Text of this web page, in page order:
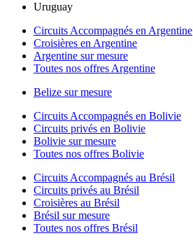
Uruguay
Circuits Accompagnés en Argentine
Croisières en Argentine
Argentine sur mesure
Toutes nos offres Argentine
Belize sur mesure
Circuits Accompagnés en Bolivie
Circuits privés en Bolivie
Bolivie sur mesure
Toutes nos offres Bolivie
Circuits Accompagnés au Brésil
Circuits privés au Brésil
Croisières au Brésil
Brésil sur mesure
Toutes nos offres Brésil